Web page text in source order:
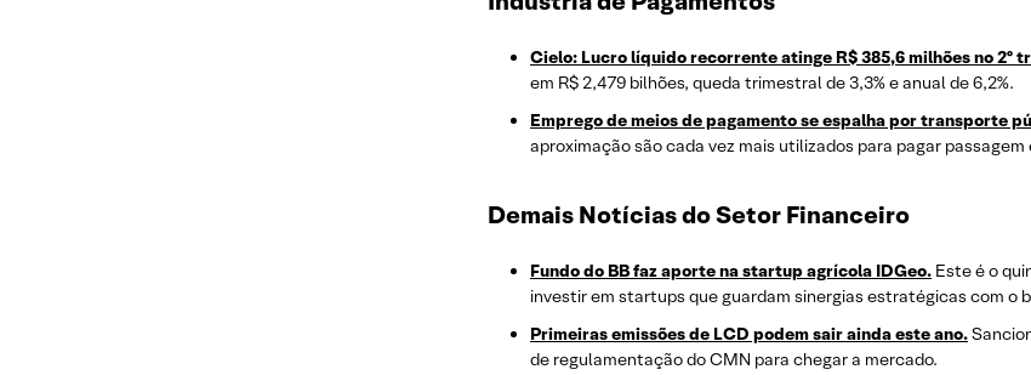
Cielo: Lucro líquido recorrente atinge R$ 385,6 milhões no 2º
em R$ 2,479 bilhões, queda trimestral de 3,3% e anual de 6,2%.
Emprego de meios de pagamento se espalha por transporte
aproximação são cada vez mais utilizados para pagar passagem
Demais Notícias do Setor Financeiro
Fundo do BB faz aporte na startup agrícola IDGeo. Este é o
investir em startups que guardam sinergias estratégicas com o
Primeiras emissões de LCD podem sair ainda este ano.
de regulamentação do CMN para chegar a mercado.